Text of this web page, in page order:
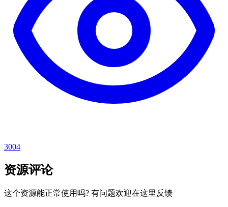
3004
资源评论
这个资源能正常使用吗? 有问题欢迎在这里反馈